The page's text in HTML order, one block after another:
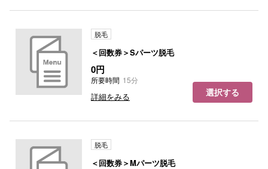
脱毛
＜回数券＞Sパーツ脱毛
0円
所要時間 15分
詳細をみる 選択する
脱毛
＜回数券＞Mパーツ脱毛